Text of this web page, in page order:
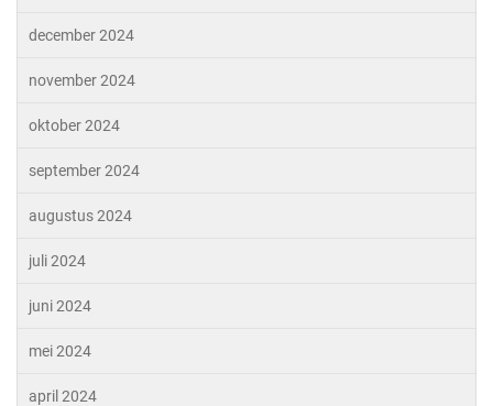
december 2024
november 2024
oktober 2024
september 2024
augustus 2024
juli 2024
juni 2024
mei 2024
april 2024